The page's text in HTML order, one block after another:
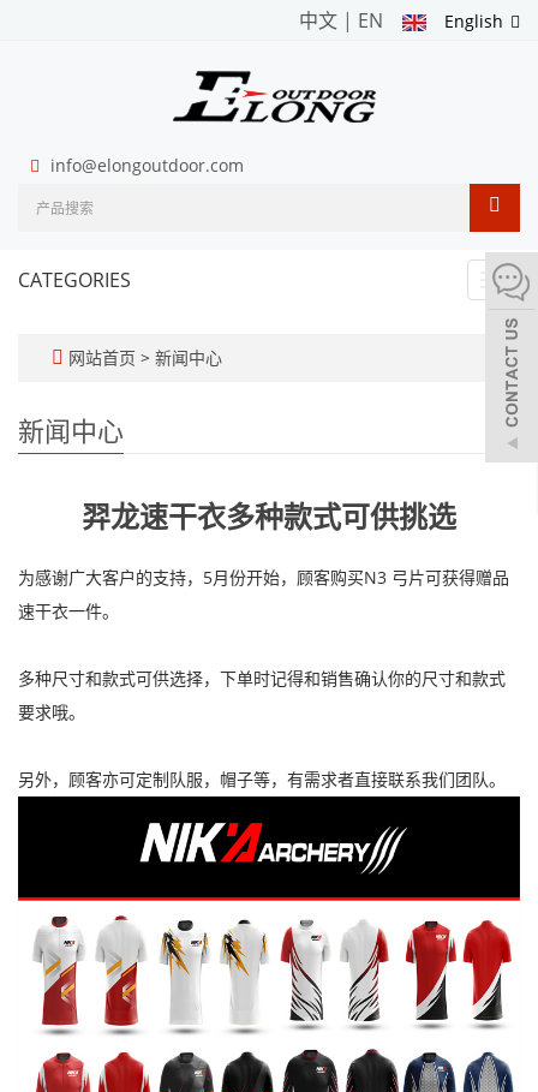
English
中文 | EN
info@elongoutdoor.com
CATEGORIES
网站首页 > 新闻中心
新闻中心
羿龙速干衣多种款式可供挑选
为感谢广大客户的支持，5月份开始，顾客购买N3 弓片可获得赠品
速干衣一件。
多种尺寸和款式可供选择，下单时记得和销售确认你的尺寸和款式
要求哦。
另外，顾客亦可定制队服，帽子等，有需求者直接联系我们团队。